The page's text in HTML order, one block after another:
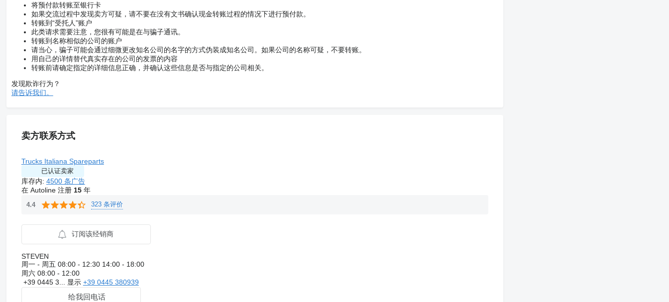
将预付款转账至银行卡
如果交流过程中发现卖方可疑，请不要在没有文书确认现金转账过程的情况下进行预付款。
转账到“受托人”账户
此类请求需要注意，您很有可能是在与骗子通讯。
转账到名称相似的公司的账户
请当心，骗子可能会通过细微更改知名公司的名字的方式伪装成知名公司。如果公司的名称可疑，不要转账。
用自己的详情替代真实存在的公司的发票的内容
转账前请确定指定的详细信息正确，并确认这些信息是否与指定的公司相关。
发现欺诈行为？
请告诉我们。
卖方联系方式
Trucks Italiana Spareparts
已认证卖家
库存内: 4500 条广告
在 Autoline 注册 15年
4.4 323 条评价
订阅该经销商
STEVEN
周一 - 周五 08:00 - 12:30 14:00 - 18:00
周六 08:00 - 12:00
+39 0445 3... 显示 +39 0445 380939
给我回电话